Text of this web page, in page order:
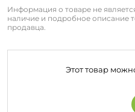
Информация о товаре не
наличие и подробное описание
продавца.
Этот товар